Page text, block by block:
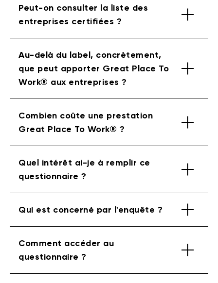
Peut-on consulter la liste des
entreprises certifiées ?
Au-delà du label, concrètement,
que peut apporter Great Place To
Work® aux entreprises ?
Combien coûte une prestation
Great Place To Work® ?
Quel intérêt ai-je à remplir ce
questionnaire ?
Qui est concerné par l'enquête ?
Comment accéder au
questionnaire ?